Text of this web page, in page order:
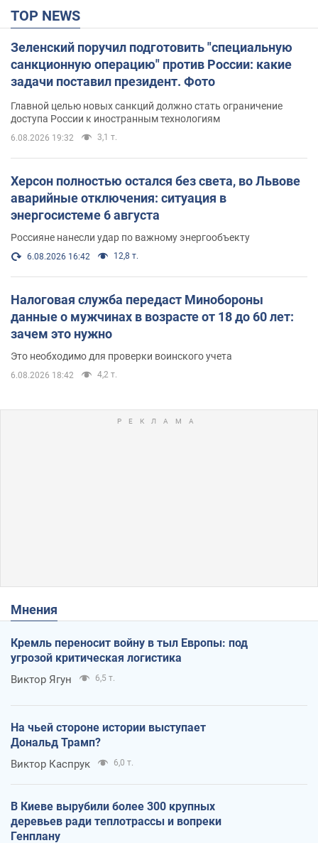
TOP NEWS
Зеленский поручил подготовить "специальную
санкционную операцию" против России: какие
задачи поставил президент. Фото
Главной целью новых санкций должно стать ограничение
доступа России к иностранным технологиям
6.08.2026 19:32 3,1 т.
Херсон полностью остался без света, во Львове
аварийные отключения: ситуация в
энергосистеме 6 августа
Россияне нанесли удар по важному энергообъекту
6.08.2026 16:42 12,8 т.
Налоговая служба передаст Минобороны
данные о мужчинах в возрасте от 18 до 60 лет:
зачем это нужно
Это необходимо для проверки воинского учета
6.08.2026 18:42 4,2 т.
Мнения
Кремль переносит войну в тыл Европы: под
угрозой критическая логистика
Виктор Ягун 6,5 т.
На чьей стороне истории выступает
Дональд Трамп?
Виктор Каспрук 6,0 т.
В Киеве вырубили более 300 крупных
деревьев ради теплотрассы и вопреки
Генплану